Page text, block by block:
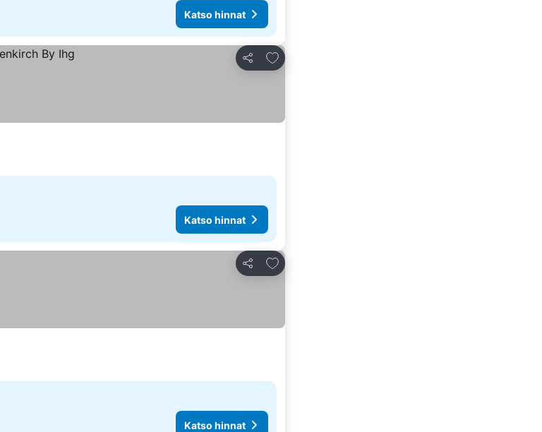
Katso hinnat
Jaa
Lisää suosikkeihin
Katso hinnat
Jaa
Lisää suosikkeihin
Katso hinnat